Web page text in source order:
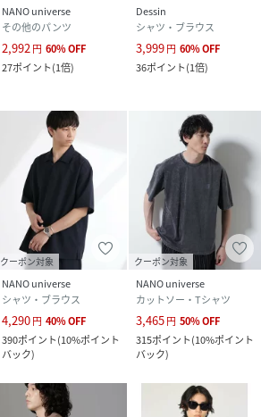
NANO universe
その他のパンツ
2,992円 60%OFF
27ポイント(1倍)
Dessin
シャツ・ブラウス
3,999円 60%OFF
36ポイント(1倍)
クーポン対象
NANO universe
シャツ・ブラウス
4,290円 40%OFF
390ポイント(10%ポイント
バック)
クーポン対象
NANO universe
カットソー・Tシャツ
3,465円 50%OFF
315ポイント(10%ポイント
バック)